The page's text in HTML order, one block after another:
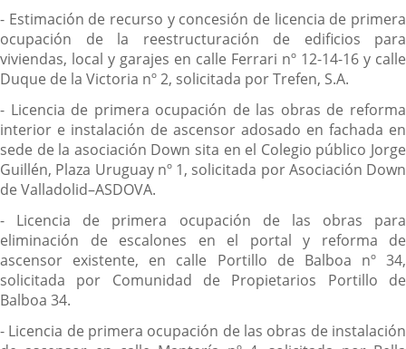
- Estimación de recurso y concesión de licencia de primera
ocupación de la reestructuración de edificios para
viviendas, local y garajes en calle Ferrari nº 12-14-16 y calle
Duque de la Victoria nº 2, solicitada por Trefen, S.A.
- Licencia de primera ocupación de las obras de reforma
interior e instalación de ascensor adosado en fachada en
sede de la asociación Down sita en el Colegio público Jorge
Guillén, Plaza Uruguay nº 1, solicitada por Asociación Down
de Valladolid–ASDOVA.
- Licencia de primera ocupación de las obras para
eliminación de escalones en el portal y reforma de
ascensor existente, en calle Portillo de Balboa nº 34,
solicitada por Comunidad de Propietarios Portillo de
Balboa 34.
- Licencia de primera ocupación de las obras de instalación